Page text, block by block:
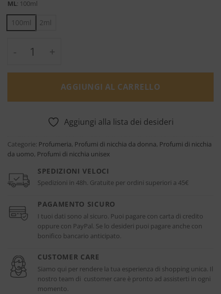
ML: 100ml
100ml 2ml
Sunset Caramel - Cave quantità
AGGIUNGI AL CARRELLO
Aggiungi alla lista dei desideri
Categorie: Profumeria, Profumi di nicchia da donna, Profumi di nicchia
da uomo, Profumi di nicchia unisex
SPEDIZIONI VELOCI
Spedizioni in 48h. Gratuite per ordini superiori a 45€
PAGAMENTO SICURO
I tuoi dati sono al sicuro. Puoi pagare con carta di credito
oppure con PayPal. Se lo desideri puoi pagare anche con
bonifico bancario anticipato.
CUSTOMER CARE
Siamo qui per rendere la tua esperienza di shopping unica. Il
nostro team di customer care è pronto ad assisterti in ogni
momento.